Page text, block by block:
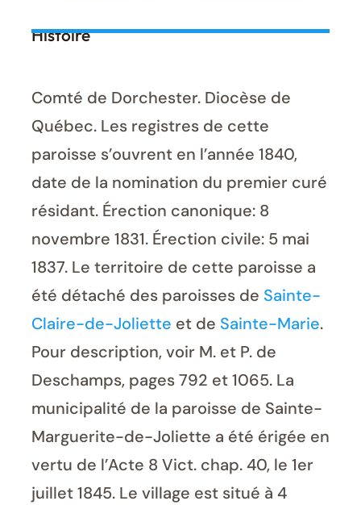
Histoire
Comté de Dorchester. Diocèse de
Québec. Les registres de cette
paroisse s’ouvrent en l’année 1840,
date de la nomination du premier curé
résidant. Érection canonique: 8
novembre 1831. Érection civile: 5 mai
1837. Le territoire de cette paroisse a
été détaché des paroisses de Sainte-
Claire-de-Joliette et de Sainte-Marie.
Pour description, voir M. et P. de
Deschamps, pages 792 et 1065. La
municipalité de la paroisse de Sainte-
Marguerite-de-Joliette a été érigée en
vertu de l’Acte 8 Vict. chap. 40, le 1er
juillet 1845. Le village est situé à 4